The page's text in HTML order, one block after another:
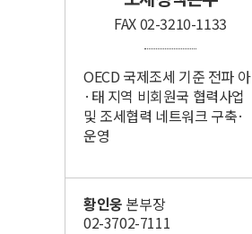
FAX 02-3210-1133
OECD 국제조세 기준 ​전파 아
·태 지역 ​비회원국 협력사업 ​
및 조세협력​ 네트워크 구축·
운영
황인웅 본부장
02-3702-7111